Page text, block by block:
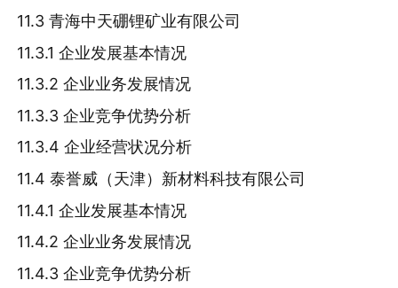
11.3 青海中天硼锂矿业有限公司
11.3.1 企业发展基本情况
11.3.2 企业业务发展情况
11.3.3 企业竞争优势分析
11.3.4 企业经营状况分析
11.4 泰誉威（天津）新材料科技有限公司
11.4.1 企业发展基本情况
11.4.2 企业业务发展情况
11.4.3 企业竞争优势分析